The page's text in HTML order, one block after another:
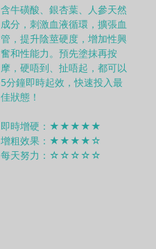
含牛磺酸、銀杏葉、人參天然
成分，刺激血液循環，擴張血
管，提升陰莖硬度，增加性興
奮和性能力。預先塗抹再按
摩，硬唔到、扯唔起，都可以
5分鐘即時起效，快速投入最
佳狀態！
即時增硬：★★★★★
增粗效果：★★★★☆
每天努力：☆☆☆☆☆